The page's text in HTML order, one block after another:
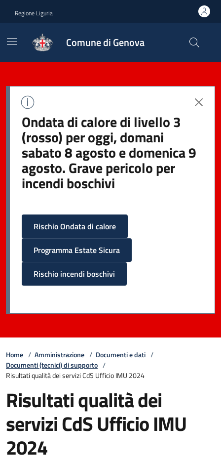
Regione Liguria
Comune di Genova
Ondata di calore di livello 3
(rosso) per oggi, domani
sabato 8 agosto e domenica 9
agosto. Grave pericolo per
incendi boschivi
Rischio Ondata di calore
Programma Estate Sicura
Rischio incendi boschivi
Home / Amministrazione / Documenti e dati /
Documenti (tecnici) di supporto /
Risultati qualità dei servizi CdS Ufficio IMU 2024
Risultati qualità dei
servizi CdS Ufficio IMU
2024